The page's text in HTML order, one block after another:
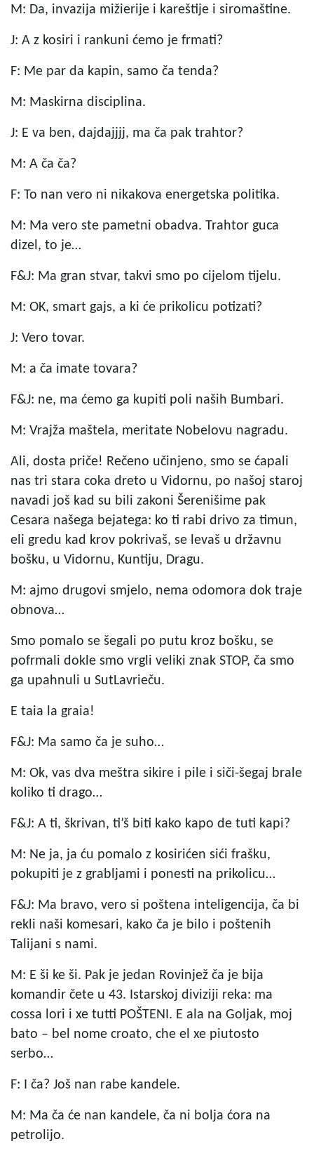
M: Da, invazija mižierije i kareštije i siromaštine.
J: A z kosiri i rankuni ćemo je frmati?
F: Me par da kapin, samo ča tenda?
M: Maskirna disciplina.
J: E va ben, dajdajjjj, ma ča pak trahtor?
M: A ča ča?
F: To nan vero ni nikakova energetska politika.
M: Ma vero ste pametni obadva. Trahtor guca
dizel, to je…
F&J: Ma gran stvar, takvi smo po cijelom tijelu.
M: OK, smart gajs, a ki će prikolicu potizati?
J: Vero tovar.
M: a ča imate tovara?
F&J: ne, ma ćemo ga kupiti poli naših Bumbari.
M: Vrajža maštela, meritate Nobelovu nagradu.
Ali, dosta priče! Rečeno učinjeno, smo se ćapali
nas tri stara coka dreto u Vidornu, po našoj staroj
navadi još kad su bili zakoni Šerenišime pak
Cesara našega bejatega: ko ti rabi drivo za timun,
eli gredu kad krov pokrivaš, se levaš u državnu
bošku, u Vidornu, Kuntiju, Dragu.
M: ajmo drugovi smjelo, nema odomora dok traje
obnova…
Smo pomalo se šegali po putu kroz bošku, se
pofrmali dokle smo vrgli veliki znak STOP, ča smo
ga upahnuli u SutLavrieču.
E taia la graia!
F&J: Ma samo ča je suho…
M: Ok, vas dva meštra sikire i pile i siči-šegaj brale
koliko ti drago…
F&J: A ti, škrivan, ti’š biti kako kapo de tuti kapi?
M: Ne ja, ja ću pomalo z kosirićen sići frašku,
pokupiti je z grabljami i ponesti na prikolicu…
F&J: Ma bravo, vero si poštena inteligencija, ča bi
rekli naši komesari, kako ča je bilo i poštenih
Talijani s nami.
M: E ši ke ši. Pak je jedan Rovinjež ča je bija
komandir čete u 43. Istarskoj diviziji reka: ma
cossa lori i xe tutti POŠTENI. E ala na Goljak, moj
bato – bel nome croato, che el xe piutosto
serbo…
F: I ča? Još nan rabe kandele.
M: Ma ča će nan kandele, ča ni bolja ćora na
petrolijo.